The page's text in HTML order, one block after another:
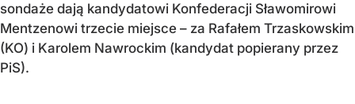
sondaże dają kandydatowi Konfederacji Sławomirowi
Mentzenowi trzecie miejsce – za Rafałem Trzaskowskim
(KO) i Karolem Nawrockim (kandydat popierany przez
PiS).